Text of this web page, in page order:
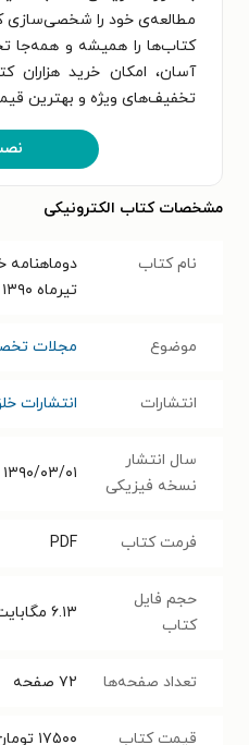
مطالعه‌ی خود را شخصی‌سازی
کتاب‌ها را همیشه و همه‌جا
آسان، امکان خرید هزاران
تخفیف‌های ویژه و بهترین
مشخصات کتاب الکترونیکی
نام کتاب
تیرماه ۱۳۹۰
موضوع مجلات
انتشارات انتشارات
سال انتشار
نسخه فیزیکی
۱۳۹۰/۰۳/۰۱
فرمت کتاب PDF
حجم فایل
کتاب
۶.۱۳
تعداد صفحه‌ها ۷۲ صفحه
قیمت کتاب ۱۷۵۰۰